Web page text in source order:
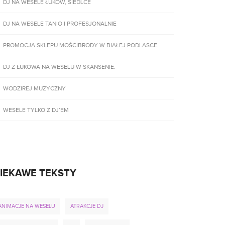
DJ NA WESELE ŁUKÓW, SIEDLCE
DJ NA WESELE TANIO I PROFESJONALNIE
PROMOCJA SKLEPU MOŚCIBRODY W BIAŁEJ PODLASCE.
DJ Z ŁUKOWA NA WESELU W SKANSENIE.
WODZIREJ MUZYCZNY
WESELE TYLKO Z DJ’EM
TEKSTY
NA WESELU ATRAKCJE DJ